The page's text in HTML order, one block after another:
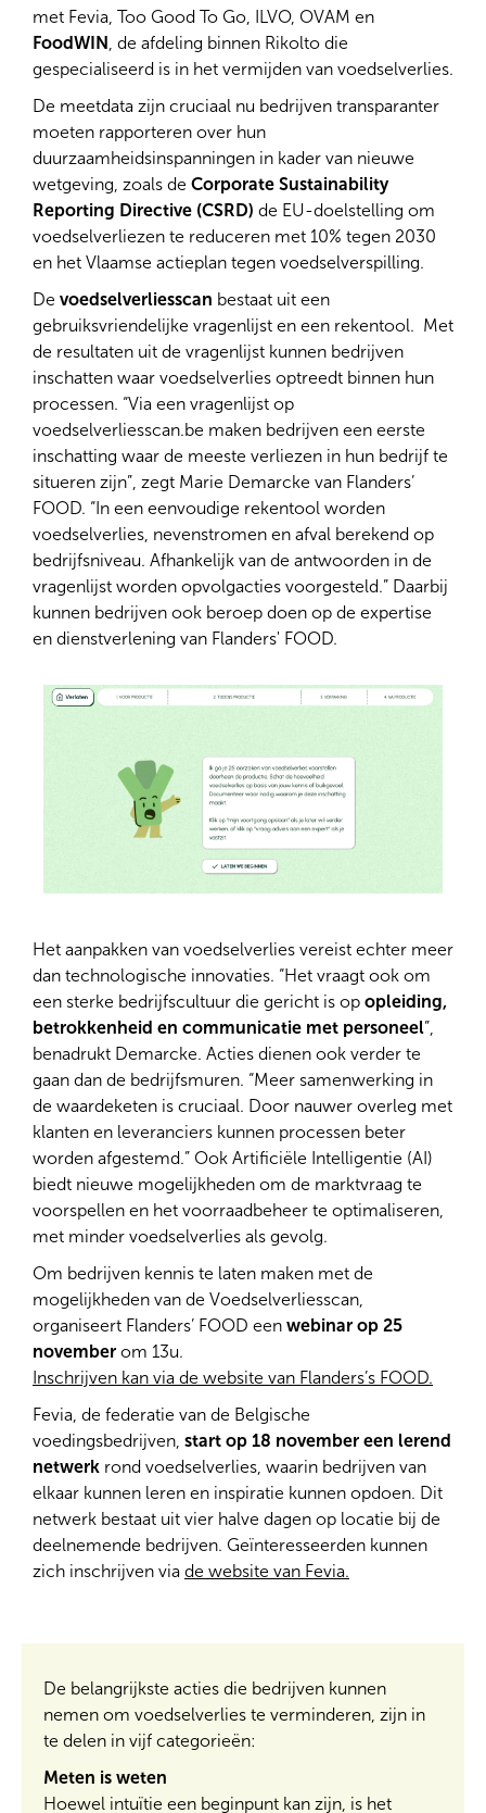
met Fevia, Too Good To Go, ILVO, OVAM en
FoodWIN
, de afdeling binnen Rikolto die
gespecialiseerd is in het vermijden van voedselverlies.
De meetdata zijn cruciaal nu bedrijven transparanter
moeten rapporteren over hun
duurzaamheidsinspanningen in kader van nieuwe
wetgeving, zoals de Corporate Sustainability
Reporting Directive (CSRD) de EU-doelstelling om
voedselverliezen te reduceren met 10% tegen 2030
en het Vlaamse actieplan tegen voedselverspilling.
De voedselverliesscan bestaat uit een
gebruiksvriendelijke vragenlijst en een rekentool. Met
de resultaten uit de vragenlijst kunnen bedrijven
inschatten waar voedselverlies optreedt binnen hun
processen. “Via een vragenlijst op
voedselverliesscan.be maken bedrijven een eerste
inschatting waar de meeste verliezen in hun bedrijf te
situeren zijn”, zegt Marie Demarcke van Flanders’
FOOD. “In een eenvoudige rekentool worden
voedselverlies, nevenstromen en afval berekend op
bedrijfsniveau. Afhankelijk van de antwoorden in de
vragenlijst worden opvolgacties voorgesteld.” Daarbij
kunnen bedrijven ook beroep doen op de expertise
en dienstverlening van Flanders' FOOD.
Het aanpakken van voedselverlies vereist echter meer
dan technologische innovaties. “Het vraagt ook om
een sterke bedrijfscultuur die gericht is op opleiding,
betrokkenheid en communicatie met personeel”,
benadrukt Demarcke. Acties dienen ook verder te
gaan dan de bedrijfsmuren. “Meer samenwerking in
de waardeketen is cruciaal. Door nauwer overleg met
klanten en leveranciers kunnen processen beter
worden afgestemd.” Ook Artificiële Intelligentie (AI)
biedt nieuwe mogelijkheden om de marktvraag te
voorspellen en het voorraadbeheer te optimaliseren,
met minder voedselverlies als gevolg.
Om bedrijven kennis te laten maken met de
mogelijkheden van de Voedselverliesscan,
organiseert Flanders’ FOOD een webinar op 25
november om 13u.
Inschrijven kan via de website van Flanders’s FOOD.
Fevia, de federatie van de Belgische
voedingsbedrijven, start op 18 november een lerend
netwerk rond voedselverlies, waarin bedrijven van
elkaar kunnen leren en inspiratie kunnen opdoen. Dit
netwerk bestaat uit vier halve dagen op locatie bij de
deelnemende bedrijven. Geïnteresseerden kunnen
zich inschrijven via de website van Fevia.
De belangrijkste acties die bedrijven kunnen
nemen om voedselverlies te verminderen, zijn in
te delen in vijf categorieën:
Meten is weten
Hoewel intuïtie een beginpunt kan zijn, is het